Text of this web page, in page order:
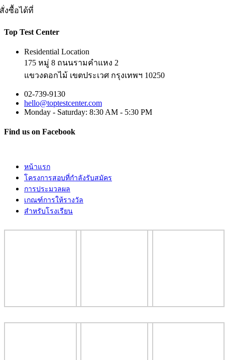
สั่งซื้อได้ที่
Top Test Center
Residential Location
175 หมู่ 8 ถนนรามคำแหง 2
แขวงดอกไม้ เขตประเวศ กรุงเทพฯ 10250
02-739-9130
hello@toptestcenter.com
Monday - Saturday: 8:30 AM - 5:30 PM
Find us on Facebook
หน้าแรก
โครงการสอบที่กำลังรับสมัคร
การประมวลผล
เกณฑ์การให้รางวัล
สำหรับโรงเรียน